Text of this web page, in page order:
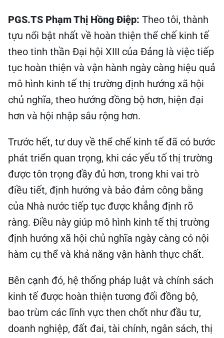
PGS.TS Phạm Thị Hồng Điệp: Theo tôi, thành
tựu nổi bật nhất về hoàn thiện thể chế kinh tế
theo tinh thần Đại hội XIII của Đảng là việc tiếp
tục hoàn thiện và vận hành ngày càng hiệu quả
mô hình kinh tế thị trường định hướng xã hội
chủ nghĩa, theo hướng đồng bộ hơn, hiện đại
hơn và hội nhập sâu rộng hơn.
Trước hết, tư duy về thể chế kinh tế đã có bước
phát triển quan trọng, khi các yếu tố thị trường
được tôn trọng đầy đủ hơn, trong khi vai trò
điều tiết, định hướng và bảo đảm công bằng
của Nhà nước tiếp tục được khẳng định rõ
ràng. Điều này giúp mô hình kinh tế thị trường
định hướng xã hội chủ nghĩa ngày càng có nội
hàm cụ thể và khả năng vận hành thực chất.
Bên cạnh đó, hệ thống pháp luật và chính sách
kinh tế được hoàn thiện tương đối đồng bộ,
bao trùm các lĩnh vực then chốt như đầu tư,
doanh nghiệp, đất đai, tài chính, ngân sách, thị